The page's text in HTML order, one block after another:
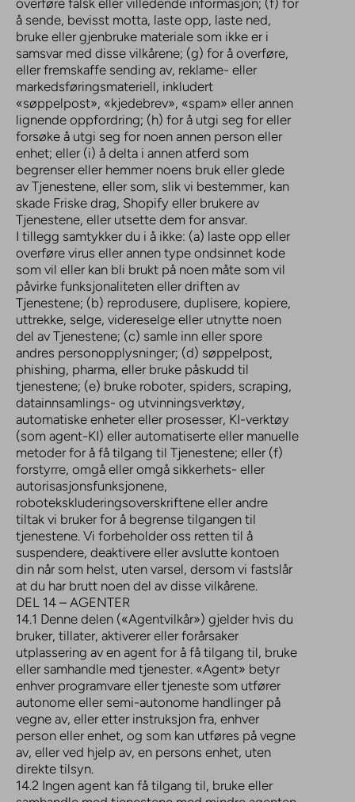
å sende, bevisst motta, laste opp, laste ned,
bruke eller gjenbruke materiale som ikke er i
samsvar med disse vilkårene; (g) for å overføre,
eller fremskaffe sending av, reklame- eller
markedsføringsmateriell, inkludert
«søppelpost», «kjedebrev», «spam» eller annen
lignende oppfordring; (h) for å utgi seg for eller
forsøke å utgi seg for noen annen person eller
enhet; eller (i) å delta i annen atferd som
begrenser eller hemmer noens bruk eller glede
av Tjenestene, eller som, slik vi bestemmer, kan
skade Friske drag, Shopify eller brukere av
Tjenestene, eller utsette dem for ansvar.
I tillegg samtykker du i å ikke: (a) laste opp eller
overføre virus eller annen type ondsinnet kode
som vil eller kan bli brukt på noen måte som vil
påvirke funksjonaliteten eller driften av
Tjenestene; (b) reprodusere, duplisere, kopiere,
uttrekke, selge, videreselge eller utnytte noen
del av Tjenestene; (c) samle inn eller spore
andres personopplysninger; (d) søppelpost,
phishing, pharma, eller bruke påskudd til
tjenestene; (e) bruke roboter, spiders, scraping,
datainnsamlings- og utvinningsverktøy,
automatiske enheter eller prosesser, KI-verktøy
(som agent-KI) eller automatiserte eller manuelle
metoder for å få tilgang til Tjenestene; eller (f)
forstyrre, omgå eller omgå sikkerhets- eller
autorisasjonsfunksjonene,
robotekskluderingsoverskriftene eller andre
tiltak vi bruker for å begrense tilgangen til
tjenestene. Vi forbeholder oss retten til å
suspendere, deaktivere eller avslutte kontoen
din når som helst, uten varsel, dersom vi fastslår
at du har brutt noen del av disse vilkårene.
DEL 14 – AGENTER
14.1 Denne delen («Agentvilkår») gjelder hvis du
bruker, tillater, aktiverer eller forårsaker
utplassering av en agent for å få tilgang til, bruke
eller samhandle med tjenester. «Agent» betyr
enhver programvare eller tjeneste som utfører
autonome eller semi-autonome handlinger på
vegne av, eller etter instruksjon fra, enhver
person eller enhet, og som kan utføres på vegne
av, eller ved hjelp av, en persons enhet, uten
direkte tilsyn.
14.2 Ingen agent kan få tilgang til, bruke eller